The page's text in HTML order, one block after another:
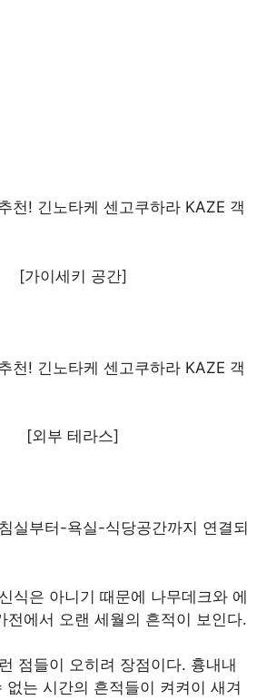
[가이세키 공간]
[외부 테라스]
실부터-욕실-식당공간까지 연결되
식은 아니기 때문에 나무데크와 에
전에서 오랜 세월의 흔적이 보인다.
점들이 오히려 장점이다. 흉내내
없는 시간의 흔적들이 켜켜이 새겨